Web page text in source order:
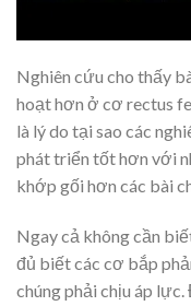
Nghiên cứu cho thấy
hoạt hơn ở cơ rectus
là lý do tại sao các
phát triển tốt hơn với
khớp gối hơn các bài
Ngay cả không cần
đủ biết các cơ bắp
chúng phải chịu áp